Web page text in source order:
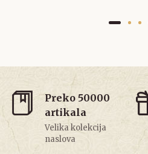
Preko 50000
artikala
Velika kolekcija
naslova